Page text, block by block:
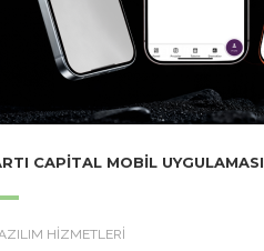
CAPITAL MOBIL UYGULAMASI
HİZMETLERİ